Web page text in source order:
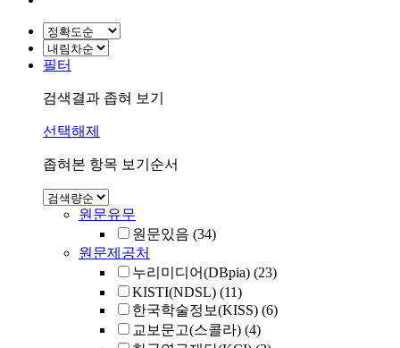
필터
검색결과 좁혀 보기
선택해제
좁혀본 항목 보기순서
원문유무
원문있음 (34)
원문제공처
누리미디어(DBpia) (23)
KISTI(NDSL) (11)
한국학술정보(KISS) (6)
교보문고(스콜라) (4)